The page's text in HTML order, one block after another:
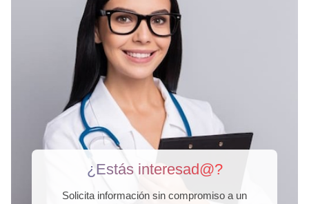
¿Estás interesad@?
Solicita información sin compromiso a un